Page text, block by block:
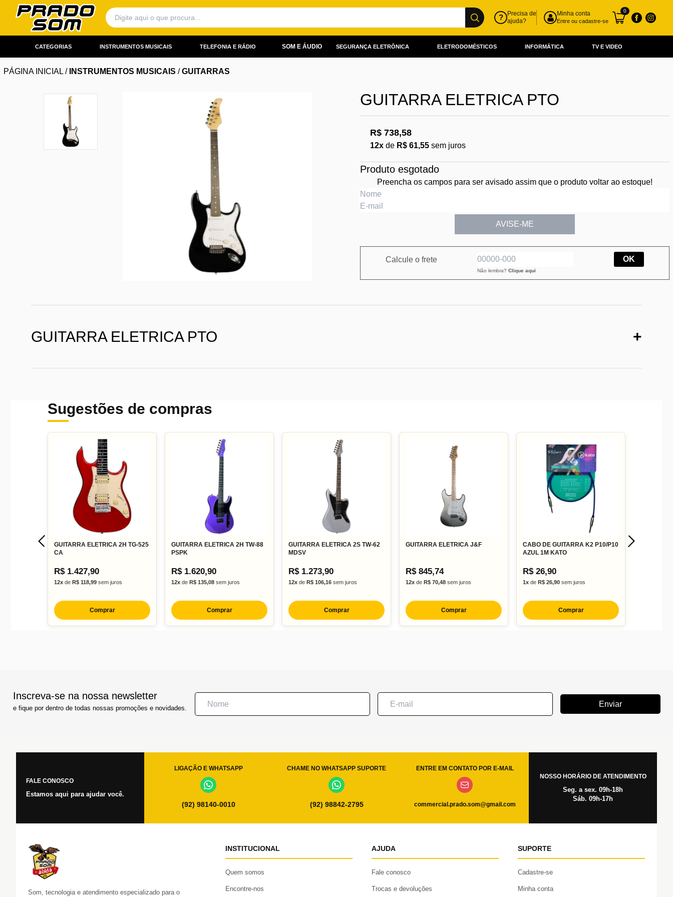
?
Precisa de
ajuda?
Minha conta
Entre ou cadastre-se
0
CATEGORIAS INSTRUMENTOS MUSICAIS TELEFONIA E RÁDIO SOM E ÁUDIO SEGURANÇA ELETRÔNICA ELETRODOMÉSTICOS INFORMÁTICA TV E VIDEO
PÁGINA INICIAL / INSTRUMENTOS MUSICAIS /GUITARRAS
GUITARRA ELETRICA PTO
R$ 738,58
12xde R$ 61,55sem juros
Produto esgotado
Preencha os campos para ser avisado assim que o produto voltar ao estoque!
AVISE-ME
Calcule o frete
Não lembra?Clique aqui
OK
GUITARRA ELETRICA PTO +
Sugestões de compras
GUITARRA ELETRICA 2H TG-525
CA
R$ 1.427,90
12x de R$ 118,99 sem juros
Comprar
GUITARRA ELETRICA 2H TW-88
PSPK
R$ 1.620,90
12x de R$ 135,08 sem juros
Comprar
GUITARRA ELETRICA 2S TW-62
MDSV
R$ 1.273,90
12x de R$ 106,16 sem juros
Comprar
GUITARRA ELETRICA J&F
R$ 845,74
12x de R$ 70,48 sem juros
Comprar
CABO DE GUITARRA K2 P10/P10
AZUL 1M KATO
R$ 26,90
1x de R$ 26,90 sem juros
Comprar
Inscreva-se na nossa newsletter
e fique por dentro de todas nossas promoções e novidades. Enviar
FALE CONOSCO
Estamos aqui para ajudar você.
LIGAÇÃO E WHATSAPP
(92) 98140-0010
CHAME NO WHATSAPP SUPORTE
(92) 98842-2795
ENTRE EM CONTATO POR E-MAIL
commercial.prado.som@gmail.com
NOSSO HORÁRIO DE ATENDIMENTO
Seg. a sex. 09h-18h
Sáb. 09h-17h
Som, tecnologia e atendimento especializado para o
INSTITUCIONAL
Quem somos
Encontre-nos
AJUDA
Fale conosco
Trocas e devoluções
SUPORTE
Cadastre-se
Minha conta